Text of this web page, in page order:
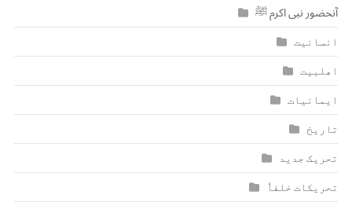
آنحضور نبی اکرم ﷺ
انسانیت
اھلبیت
ایمانیات
تاریخ
تحریک جدید
تحریکات خلفاٗ